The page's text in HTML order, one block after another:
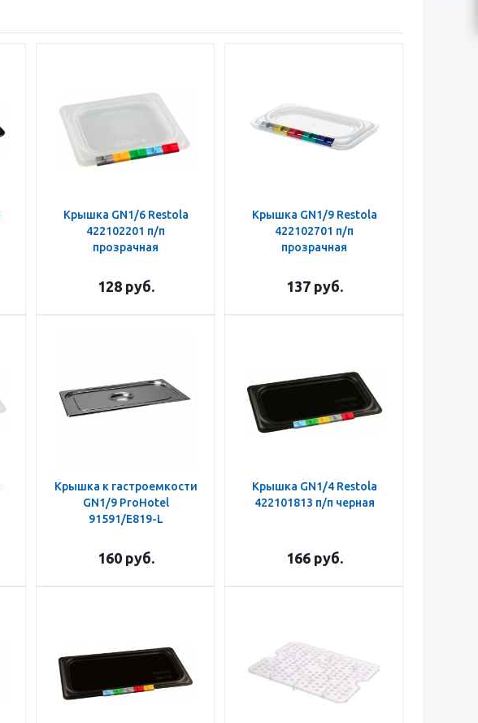
Крышка GN1/6 Restola
422102201 п/п
прозрачная
128руб.
Крышка GN1/9 Restola
422102701 п/п
прозрачная
137руб.
Крышка к гастроемкости
GN1/9 ProHotel
91591/E819-L
160руб.
Крышка GN1/4 Restola
422101813 п/п черная
166руб.